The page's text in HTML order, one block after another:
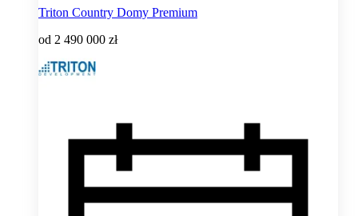
Triton Country Domy Premium
od 2 490 000 zł